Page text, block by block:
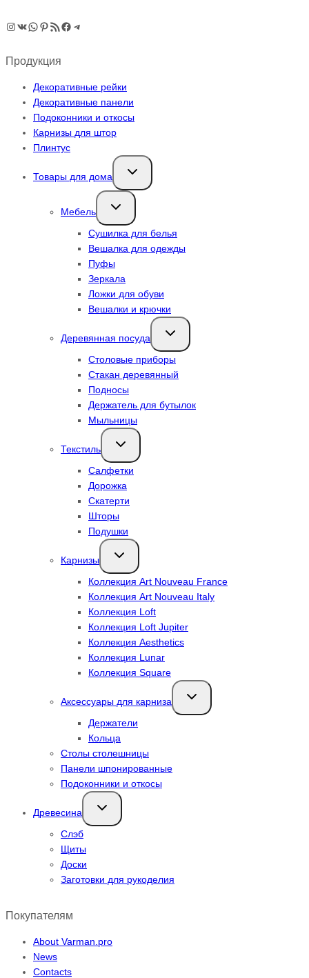
Instagram
ВКонтакте
WhatsApp
Pinterest
RSS-рассылка
Facebook
Telegram
Продукция
Декоративные рейки
Декоративные панели
Подоконники и откосы
Карнизы для штор
Плинтус
Товары для дома
Переключить
дочернее
Мебель
Переключить
дочернее
Сушилка для белья
Вешалка для одежды
Пуфы
Зеркала
Ложки для обуви
Вешалки и крючки
Деревянная посуда
Переключить
дочернее
Столовые приборы
Стакан деревянный
Подносы
Держатель для бутылок
Мыльницы
Текстиль
Переключить
дочернее
Салфетки
Дорожка
Скатерти
Шторы
Подушки
Карнизы
Переключить
дочернее
Коллекция Art Nouveau France
Коллекция Art Nouveau Italy
Коллекция Loft
Коллекция Loft Jupiter
Коллекция Aesthetics
Коллекция Lunar
Коллекция Square
Аксессуары для карниза
Переключить
дочернее
Держатели
Кольца
Столы столешницы
Панели шпонированные
Подоконники и откосы
Древесина
Переключить
дочернее
Слэб
Щиты
Доски
Заготовки для рукоделия
Покупателям
About Varman.pro
News
Contacts